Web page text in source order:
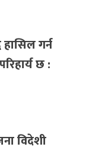
हासिल गर्न
छ :
विदेशी